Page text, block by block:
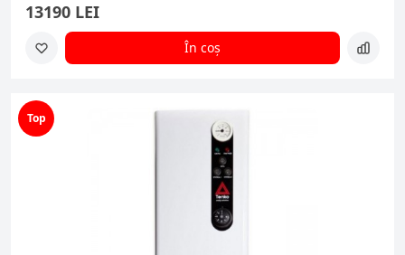
13190 LEI
În coș
Top